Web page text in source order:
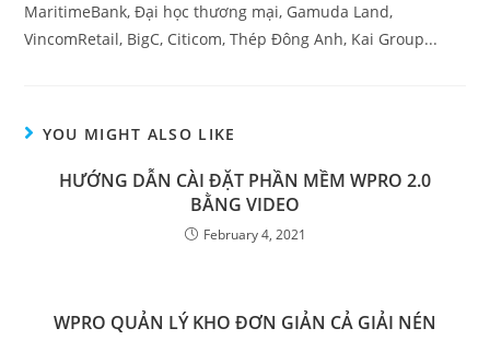
MaritimeBank, Đại học thương mại, Gamuda Land,
VincomRetail, BigC, Citicom, Thép Đông Anh, Kai Group...
YOU MIGHT ALSO LIKE
HƯỚNG DẪN CÀI ĐẶT PHẦN MỀM WPRO 2.0
BẰNG VIDEO
February 4, 2021
WPRO QUẢN LÝ KHO ĐƠN GIẢN CẢ GIẢI NÉN